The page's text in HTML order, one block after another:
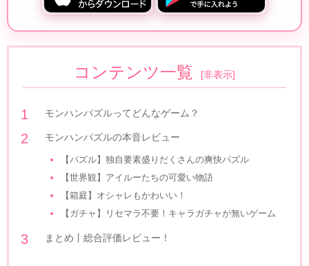
コンテンツ一覧 [非表示]
モンハンパズルってどんなゲーム？
モンハンパズルの本音レビュー
【パズル】独自要素盛りだくさんの爽快パズル
【世界観】アイルーたちの可愛い物語
【箱庭】オシャレもかわいい！
【ガチャ】リセマラ不要！キャラガチャが無いゲーム
まとめ丨総合評価レビュー！